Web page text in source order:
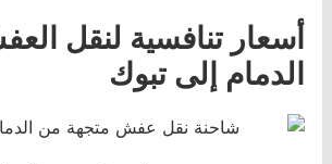
أسعار تنافسية لنقل
الدمام إلى تبوك